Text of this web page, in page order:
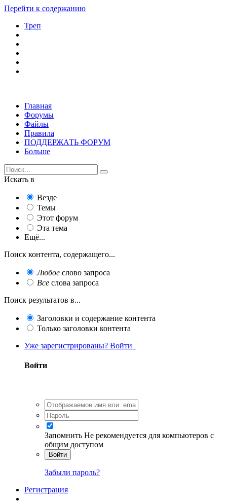
Перейти к содержанию
Треп
Главная
Форумы
Файлы
Правила
ПОДДЕРЖАТЬ ФОРУМ
Больше
Искать в
Везде
Темы
Этот форум
Эта тема
Ещё...
Поиск контента, содержащего...
Любое слово запроса
Все слова запроса
Поиск результатов в...
Заголовки и содержание контента
Только заголовки контента
Уже зарегистрированы? Войти
Войти
Запомнить Не рекомендуется для компьютеров с
общим доступом
Войти
Забыли пароль?
Регистрация